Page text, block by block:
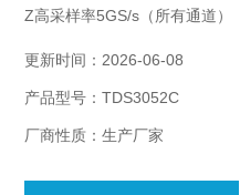
Z高采样率5GS/s（所有通道）
更新时间：2026-06-08
产品型号：TDS3052C
厂商性质：生产厂家